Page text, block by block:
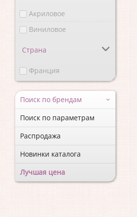
Акриловое
Виниловое
Страна
Франция
Поиск по брендам
Поиск по параметрам
Распродажа
Новинки каталога
Лучшая цена